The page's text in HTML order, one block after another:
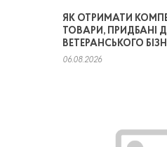
ЯК ОТРИМАТИ
ТОВАРИ, ПРИДБАНІ
ВЕТЕРАНСЬКОГО
06.08.2026